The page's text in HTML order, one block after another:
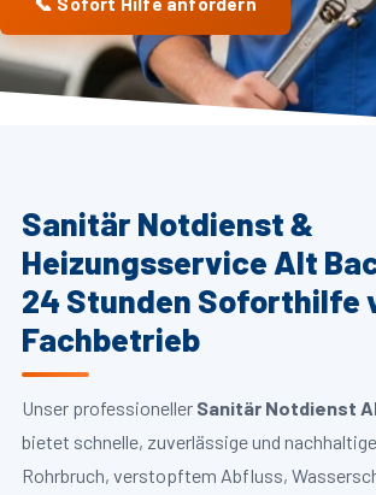
Sanitär Notdienst &
Heizungsservice Alt
24 Stunden Soforthilfe
Fachbetrieb
Unser professioneller Sanitär Notdienst
bietet schnelle, zuverlässige und
Rohrbruch, verstopftem Abfluss,